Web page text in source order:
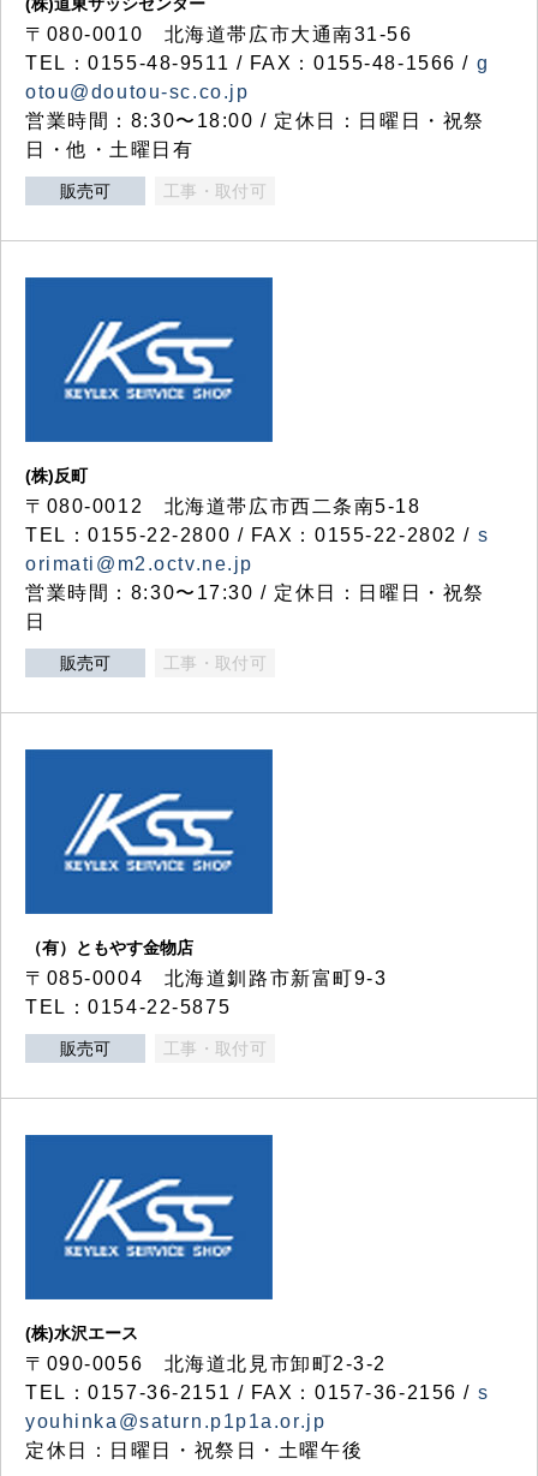
〒080-0010 北海道帯広市大通南31-56
TEL：0155-48-9511 / FAX：0155-48-1566 / g
otou@doutou-sc.co.jp
営業時間：8:30〜18:00 / 定休日：日曜日・祝祭
日・他・土曜日有
販売可 工事・取付可
(株)反町
〒080-0012 北海道帯広市西二条南5-18
TEL：0155-22-2800 / FAX：0155-22-2802 / s
orimati@m2.octv.ne.jp
営業時間：8:30〜17:30 / 定休日：日曜日・祝祭
日
販売可 工事・取付可
（有）ともやす金物店
〒085-0004 北海道釧路市新富町9-3
TEL：0154-22-5875
販売可 工事・取付可
(株)水沢エース
〒090-0056 北海道北見市卸町2-3-2
TEL：0157-36-2151 / FAX：0157-36-2156 / s
youhinka@saturn.p1p1a.or.jp
定休日：日曜日・祝祭日・土曜午後